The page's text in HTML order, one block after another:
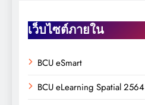
เว็บไซต์ภายใน
BCU eSmart
BCU eLearning Spatial 2564